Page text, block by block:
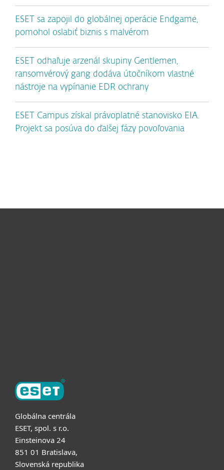
ESET sa zapojil do globálnej operácie Endgame,
pomohol oslabiť biznis s malvérom
ESET odhaľuje arzenál skupiny Gentlemen,
ransomvérový gang dodáva útočníkom vlastné
nástroje na vypínanie EDR ochrany
ESET Campus získal právoplatné stanovisko EIA.
Projekt sa posúva do ďalšej fázy povoľovania
Globálna centrála
ESET, spol. s r.o.
Einsteinova 24
851 01 Bratislava,
Slovenská republika